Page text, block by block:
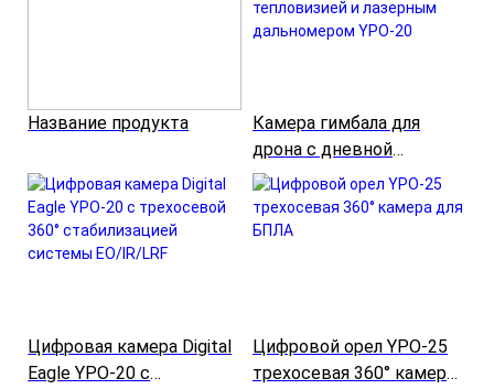
Название продукта
Камера гимбала для
дрона с дневной
тепловизией и лазерным
дальномером YPO-20
Цифровая камера Digital
Eagle YPO-20 с
Цифровой орел YPO-25
трехосевая 360° камера